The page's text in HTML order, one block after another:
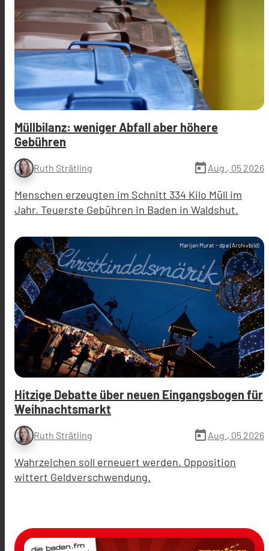
Müllbilanz: weniger Abfall aber höhere
Gebühren
Ruth Strätling today Aug., 05 2026
Menschen erzeugten im Schnitt 334 Kilo Müll im
Jahr. Teuerste Gebühren in Baden in Waldshut.
Marijan Murat - dpa (Archivbild)
Hitzige Debatte über neuen Eingangsbogen für
Weihnachtsmarkt
Ruth Strätling today Aug., 05 2026
Wahrzeichen soll erneuert werden. Opposition
wittert Geldverschwendung.